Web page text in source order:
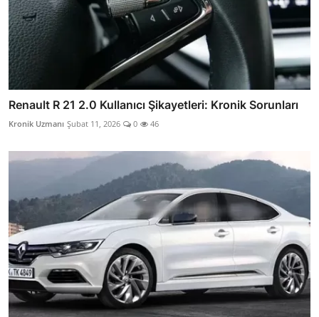
Renault R 21 2.0 Kullanıcı Şikayetleri: Kronik Sorunları
Kronik Uzmanı Şubat 11, 2026 0 46